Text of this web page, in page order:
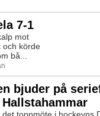
7-1
mot
och körde
bå...
bjuder på